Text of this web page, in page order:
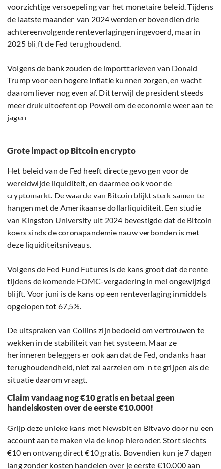
voorzichtige versoepeling van het monetaire beleid. Tijdens
de laatste maanden van 2024 werden er bovendien drie
achtereenvolgende renteverlagingen ingevoerd, maar in
2025 blijft de Fed terughoudend.
Volgens de bank zouden de importtarieven van Donald
Trump voor een hogere inflatie kunnen zorgen, en wacht
daarom liever nog even af. Dit terwijl de president steeds
meerdruk uitoefentop Powell om de economie weer aan te
jagen
Grote impact op Bitcoin en crypto
Het beleid van de Fed heeft directe gevolgen voor de
wereldwijde liquiditeit, en daarmee ook voor de
cryptomarkt. De waarde van Bitcoin blijkt sterk samen te
hangen met de Amerikaanse dollarliquiditeit. Een studie
van Kingston University uit 2024 bevestigde dat de Bitcoin
koers sinds de coronapandemie nauw verbonden is met
deze liquiditeitsniveaus.
Volgens de Fed Fund Futures is de kans groot dat de rente
tijdens de komende FOMC-vergadering in mei ongewijzigd
blijft. Voor juni is de kans op een renteverlaging inmiddels
opgelopen tot 67,5%.
De uitspraken van Collins zijn bedoeld om vertrouwen te
wekken in de stabiliteit van het systeem. Maar ze
herinneren beleggers er ook aan dat de Fed, ondanks haar
terughoudendheid, niet zal aarzelen om in te grijpen als de
situatie daarom vraagt.
Claim vandaag nog €10 gratis en betaal geen
handelskosten over de eerste €10.000!
Grijp deze unieke kans met Newsbit en Bitvavo door nu een
account aan te maken via de knop hieronder. Stort slechts
€10 en ontvang direct €10 gratis. Bovendien kun je 7 dagen
lang zonder kosten handelen over je eerste €10.000 aan